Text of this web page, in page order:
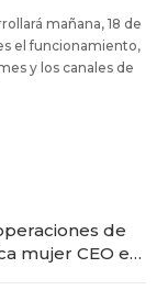
mañana, 18 de
el funcionamiento,
y los canales de
de
mujer CEO en